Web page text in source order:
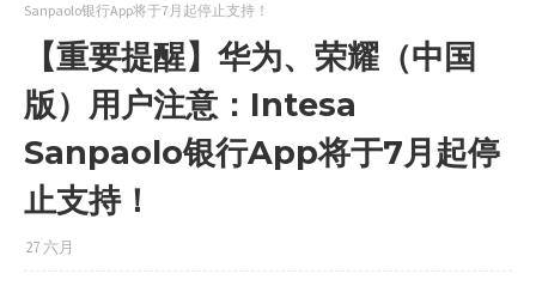
Sanpaolo银行App将于7月起停止支持！
【重要提醒】华为、荣耀（中国
版）用户注意：Intesa
Sanpaolo银行App将于7月起停
止支持！
27 六月